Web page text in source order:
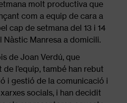
molt productiva que
com a equip de cara a
cap de setmana del 13 i 14
Nàstic Manresa a domicili.
de Joan Verdú, que
de l’equip, també han rebut
i gestió de la comunicació i
socials, i han decidit